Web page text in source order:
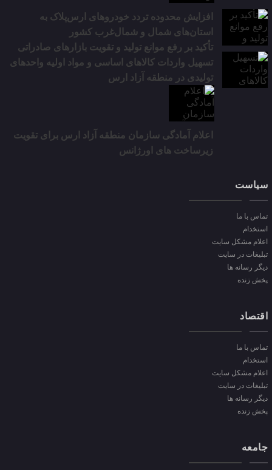
افزایش محدوده تردد خودروهای ارس‌پلاک به
استان‌های شمال و شمال‌غرب کشور
تأکید بر رفع موانع تولید و تقویت بازارهای صادراتی
تسهیل واردات کالاهای اساسی و مواد اولیه واحدهای
تولیدی در منطقه آزاد ارس
اعلام آمادگی سازمان منطقه آزاد ارس برای تقویت
زیرساخت‌ های اورژانس
سیاست
تماس با ما
استخدام
اعلام مشکل سایت
تبلیغات در سایت
دیگر رسانه ها
پخش زنده
اقتصاد
تماس با ما
استخدام
اعلام مشکل سایت
تبلیغات در سایت
دیگر رسانه ها
پخش زنده
جامعه